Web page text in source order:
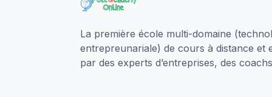
La première école multi-domaine
entrepreunariale) de cours à distance et
par des experts d’entreprises, des